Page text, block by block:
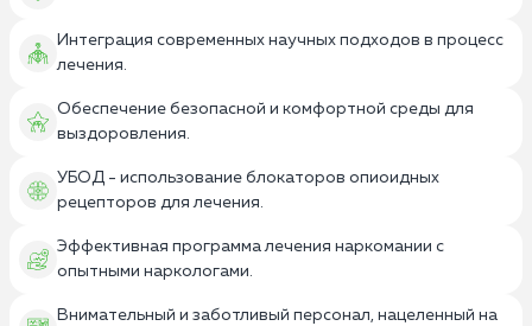
Интеграция современных научных подходов в процесс
лечения.
Обеспечение безопасной и комфортной среды для
выздоровления.
УБОД - использование блокаторов опиоидных
рецепторов для лечения.
Эффективная программа лечения наркомании с
опытными наркологами.
Внимательный и заботливый персонал, нацеленный на